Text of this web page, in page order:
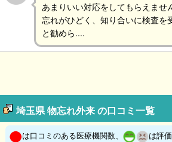
あまりいい対応をしてもらえませ
忘れがひどく、知り合いに検査を
と勧めら....
埼玉県 物忘れ外来 の口コミ一覧
は口コミのある医療機関数、
は評